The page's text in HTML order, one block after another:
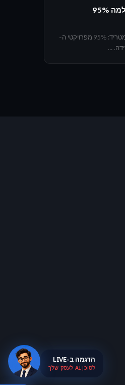
הדגמה ב-LIVE
לסוכן AI לעסק שלך
אוטומציה לעסקים ב-2026: למה 95%
ב-2 ביולי 2026 גלובס פרסמה נתון מטריד: 95% מפרויקטי ה-